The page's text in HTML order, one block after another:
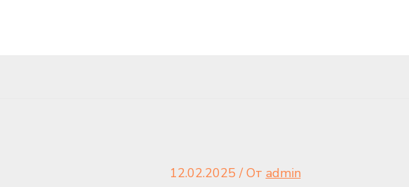
12.02.2025/ От admin